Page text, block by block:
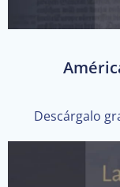
Descárgalo